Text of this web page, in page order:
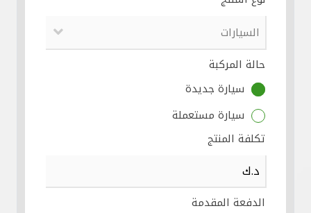
ماليزيا
مصر
المملكة المتحدة
مملكة البحرين
حالة المركبة
سيارة جديدة
سيارة مستعملة
تكلفة المنتج
الدفعة المقدمة